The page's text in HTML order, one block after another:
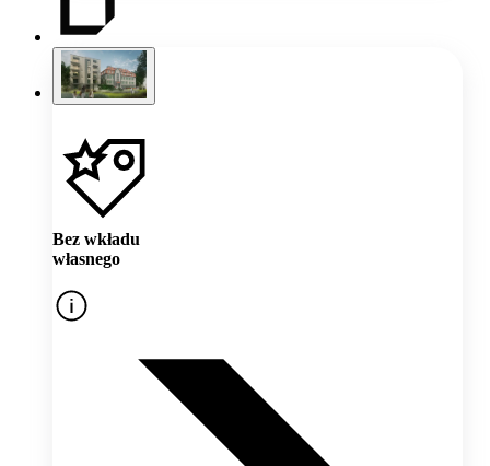
Bez wkładu
własnego